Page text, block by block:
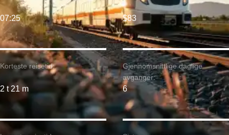
Korteste reisetid:
2 t 21 m
07:25 $83
Gjennomsnittlige daglige
avganger:
6